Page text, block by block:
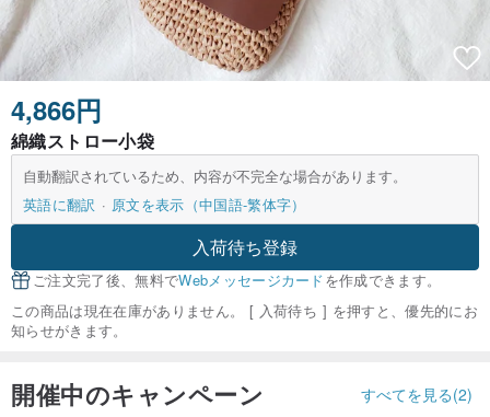
4,866円
綿織ストロー小袋
自動翻訳されているため、内容が不完全な場合があります。
英語に翻訳
原文を表示（中国語-繁体字）
入荷待ち登録
ご注文完了後、無料でWebメッセージカードを作成できます。
この商品は現在在庫がありません。 [ 入荷待ち ] を押すと、優先的にお
知らせがきます。
開催中のキャンペーン すべてを見る(2)